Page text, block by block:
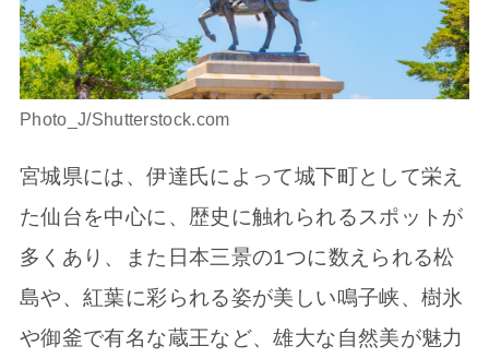
Photo_J/Shutterstock.com
宮城県には、伊達氏によって城下町として栄え
た仙台を中心に、歴史に触れられるスポットが
多くあり、また日本三景の1つに数えられる松
島や、紅葉に彩られる姿が美しい鳴子峡、樹氷
や御釜で有名な蔵王など、雄大な自然美が魅力